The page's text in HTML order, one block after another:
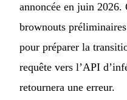
annoncée en juin
brownouts
pour préparer la
requête vers l’API
retournera une erreur.